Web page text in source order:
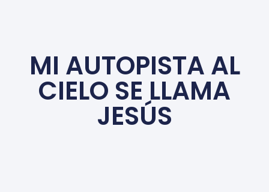
MI AUTOPISTA AL
CIELO SE LLAMA
JESÚS